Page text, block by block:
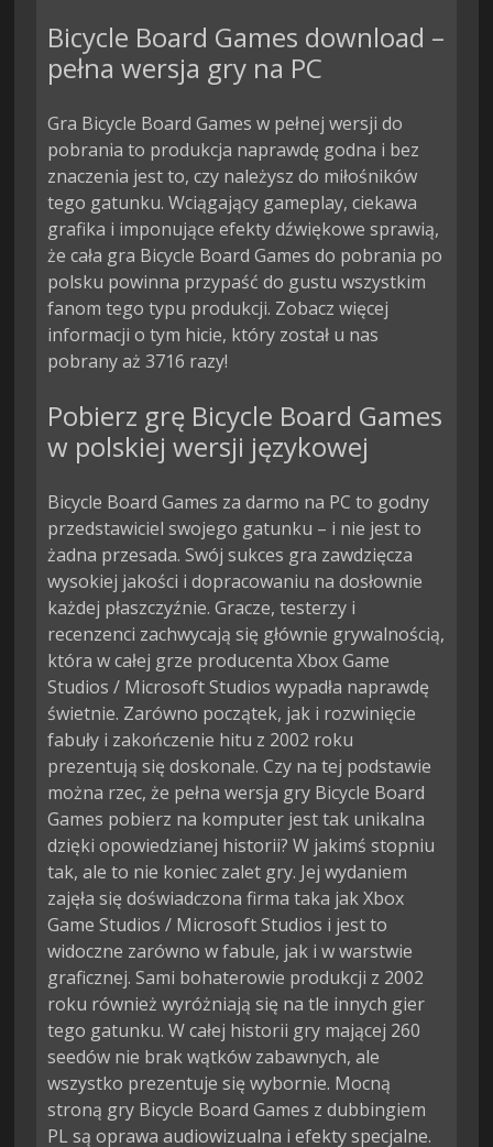
Bicycle Board Games download –
pełna wersja gry na PC
Gra Bicycle Board Games w pełnej wersji do
pobrania to produkcja naprawdę godna i bez
znaczenia jest to, czy należysz do miłośników
tego gatunku. Wciągający gameplay, ciekawa
grafika i imponujące efekty dźwiękowe sprawią,
że cała gra Bicycle Board Games do pobrania po
polsku powinna przypaść do gustu wszystkim
fanom tego typu produkcji. Zobacz więcej
informacji o tym hicie, który został u nas
pobrany aż 3716 razy!
Pobierz grę Bicycle Board Games
w polskiej wersji językowej
Bicycle Board Games za darmo na PC to godny
przedstawiciel swojego gatunku – i nie jest to
żadna przesada. Swój sukces gra zawdzięcza
wysokiej jakości i dopracowaniu na dosłownie
każdej płaszczyźnie. Gracze, testerzy i
recenzenci zachwycają się głównie grywalnością,
która w całej grze producenta Xbox Game
Studios / Microsoft Studios wypadła naprawdę
świetnie. Zarówno początek, jak i rozwinięcie
fabuły i zakończenie hitu z 2002 roku
prezentują się doskonale. Czy na tej podstawie
można rzec, że pełna wersja gry Bicycle Board
Games pobierz na komputer jest tak unikalna
dzięki opowiedzianej historii? W jakimś stopniu
tak, ale to nie koniec zalet gry. Jej wydaniem
zajęła się doświadczona firma taka jak Xbox
Game Studios / Microsoft Studios i jest to
widoczne zarówno w fabule, jak i w warstwie
graficznej. Sami bohaterowie produkcji z 2002
roku również wyróżniają się na tle innych gier
tego gatunku. W całej historii gry mającej 260
seedów nie brak wątków zabawnych, ale
wszystko prezentuje się wybornie. Mocną
stroną gry Bicycle Board Games z dubbingiem
PL są oprawa audiowizualna i efekty specjalne.